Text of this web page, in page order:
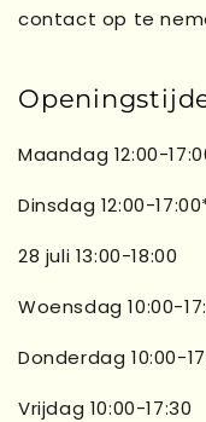
contact op te
Maandag 12:00-
Dinsdag 12:00-
28 juli 13:00-18:00
Woensdag 10:00-
Donderdag 10:00-
Vrijdag 10:00-17:30